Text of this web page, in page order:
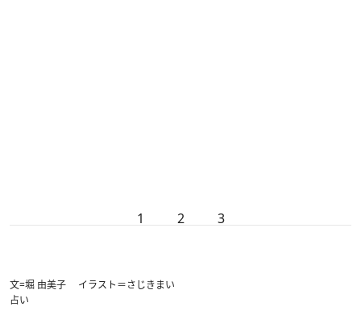
1 2 3
文=堀 由美子 イラスト＝さじきまい
占い